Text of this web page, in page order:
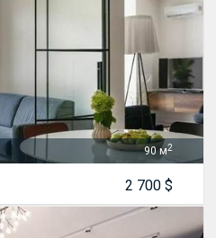
90 м2
2 700 $